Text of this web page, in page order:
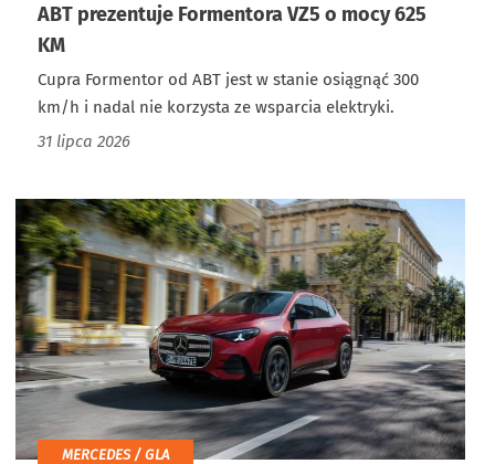
ABT prezentuje Formentora VZ5 o mocy 625
KM
Cupra Formentor od ABT jest w stanie osiągnąć 300
km/h i nadal nie korzysta ze wsparcia elektryki.
31 lipca 2026
MERCEDES / GLA